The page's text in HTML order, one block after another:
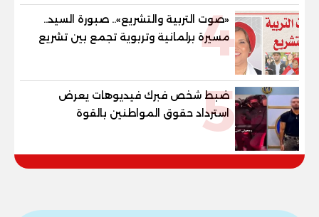
4
«صوت التربية والتشريع».. صبورة السيد..
مسيرة برلمانية وتربوية تجمع بين تشريع
القوانين وصناعة الأجيال لبناء الإنسان
5
ضبط شخص فبرك فيديوهات يعرض
استرداد حقوق المواطنين بالقوة